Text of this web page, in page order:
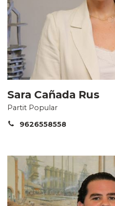
Sara Cañada Rus
Partit Popular
9626558558